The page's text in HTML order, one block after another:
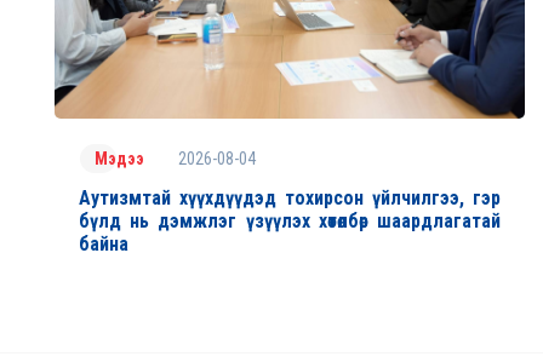
Мэдээ 2026-08-04
Аутизмтай хүүхдүүдэд тохирсон үйлчилгээ, гэр
бүлд нь дэмжлэг үзүүлэх хөтөлбөр шаардлагатай
байна